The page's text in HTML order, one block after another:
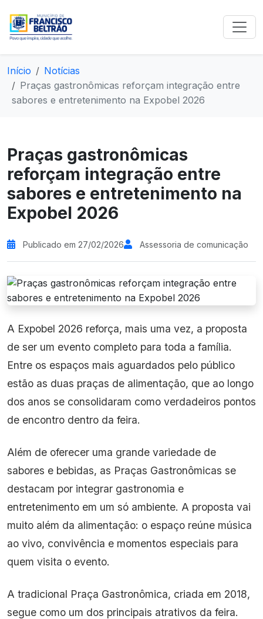
Início
Notícias
Praças gastronômicas reforçam integração entre
sabores e entretenimento na Expobel 2026
Praças gastronômicas
reforçam integração entre
sabores e entretenimento na
Expobel 2026
Publicado em 27/02/2026 Assessoria de comunicação
A Expobel 2026 reforça, mais uma vez, a proposta
de ser um evento completo para toda a família.
Entre os espaços mais aguardados pelo público
estão as duas praças de alimentação, que ao longo
dos anos se consolidaram como verdadeiros pontos
de encontro dentro da feira.
Além de oferecer uma grande variedade de
sabores e bebidas, as Praças Gastronômicas se
destacam por integrar gastronomia e
entretenimento em um só ambiente. A proposta vai
muito além da alimentação: o espaço reúne música
ao vivo, convivência e momentos especiais para
quem visita o evento.
A tradicional Praça Gastronômica, criada em 2018,
segue como um dos principais atrativos da feira.